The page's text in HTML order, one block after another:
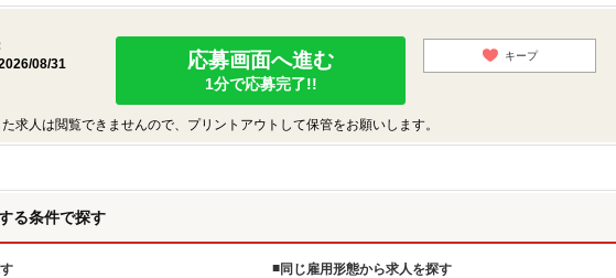
08/31
応募画面へ進む
1分で応募完了!!
キープ
求人は閲覧できませんので、プリントアウトして保管をお願いします。
る条件で探す
同じ雇用形態から求人を探す